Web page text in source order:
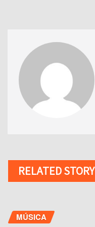
RELATED STORY
MÚSICA